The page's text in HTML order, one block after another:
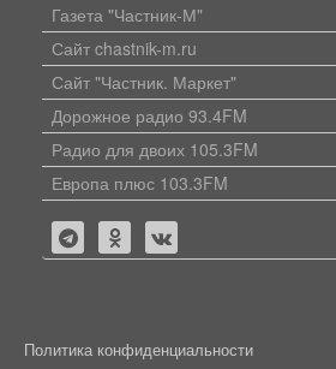
Газета "Частник-М"
Сайт chastnik-m.ru
Сайт "Частник. Маркет"
Дорожное радио 93.4FM
Радио для двоих 105.3FM
Европа плюс 103.3FM
Политика конфиденциальности